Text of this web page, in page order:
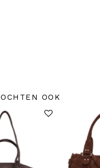
OOK